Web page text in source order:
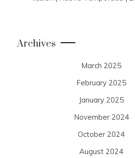
Archives
March 2025
February 2025
January 2025
November 2024
October 2024
August 2024